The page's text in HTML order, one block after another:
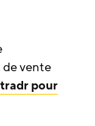
vente
pour